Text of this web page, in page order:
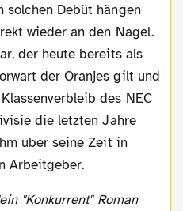
solchen Debüt hängen
wieder an den Nagel.
der heute bereits als
der Oranjes gilt und
des NEC
die letzten Jahre
über seine Zeit in
Arbeitgeber.